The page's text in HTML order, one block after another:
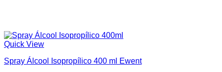
Quick View
Spray Álcool Isopropílico 400 ml Ewent